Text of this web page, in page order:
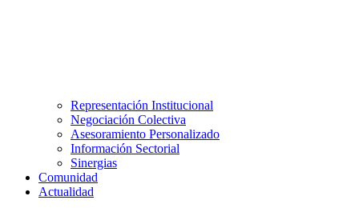
Representación Institucional
Negociación Colectiva
Asesoramiento Personalizado
Información Sectorial
Sinergias
Comunidad
Actualidad